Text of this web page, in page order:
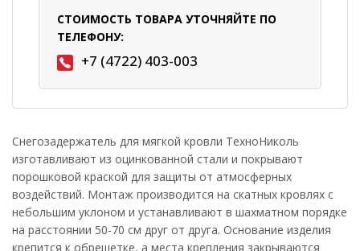
СТОИМОСТЬ ТОВАРА УТОЧНЯЙТЕ ПО
ТЕЛЕФОНУ:
+7 (4722) 403-003
Снегозадержатель для мягкой кровли ТехноНиколь
изготавливают из оцинкованной стали и покрывают
порошковой краской для защиты от атмосферных
воздействий. Монтаж производится на скатных кровлях с
небольшим уклоном и устанавливают в шахматном порядке
на расстоянии 50-70 см друг от друга. Основание изделия
крепится к обрешетке, а места крепления закрываются